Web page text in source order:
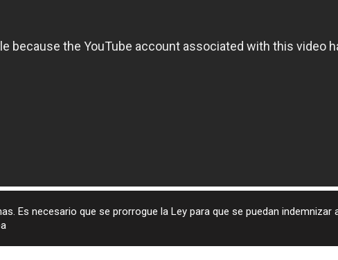
Es necesario que se prorrogue la Ley para que se puedan indemnizar